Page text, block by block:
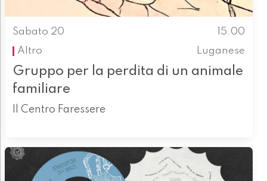
Sabato 20
15.00
Altro
Luganese
Gruppo per la perdita di un animale
familiare
Il Centro Faressere